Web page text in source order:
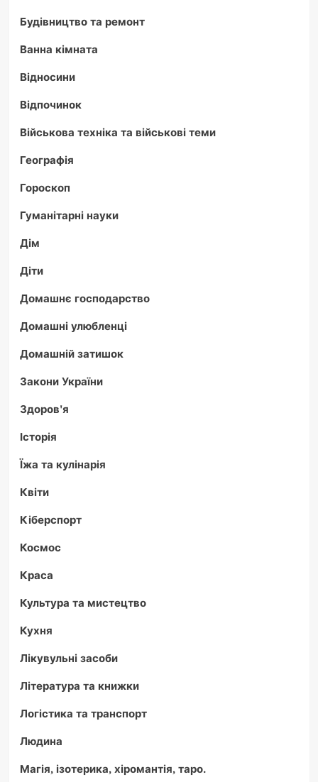
Будівництво та ремонт
Ванна кімната
Відносини
Відпочинок
Військова техніка та військові теми
Географія
Гороскоп
Гуманітарні науки
Дім
Діти
Домашнє господарство
Домашні улюбленці
Домашній затишок
Закони України
Здоров'я
Історія
Їжа та кулінарія
Квіти
Кіберспорт
Космос
Краса
Культура та мистецтво
Кухня
Лікувульні засоби
Література та книжки
Логістика та транспорт
Людина
Магія, ізотерика, хіромантія, таро.